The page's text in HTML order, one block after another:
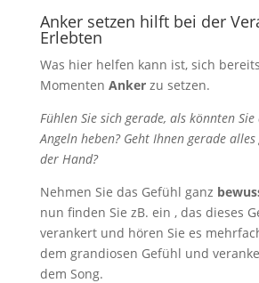
Anker setzen hilft bei der
Erlebten
Was hier helfen kann ist, sich
Momenten Ankerzu setzen.
Fühlen Sie sich gerade, als könnten
Angeln heben? Geht Ihnen gerade
der Hand?
Nehmen Sie das Gefühl ganz
nun finden Sie zB. ein , das dieses
verankert und hören Sie es
dem grandiosen Gefühl und
dem Song.